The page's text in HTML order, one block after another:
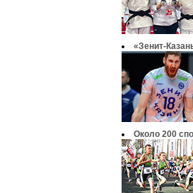
«Зенит-
Около 200